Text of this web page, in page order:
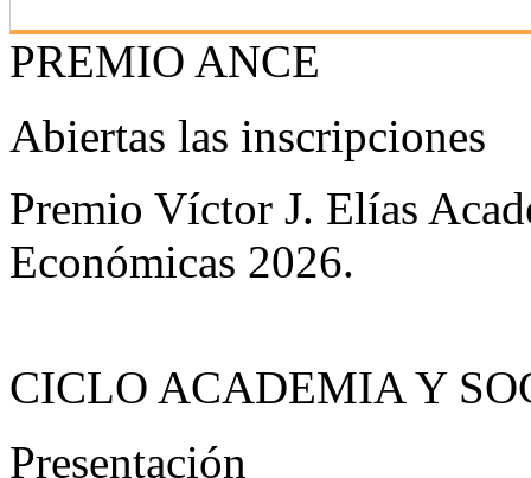
PREMIO ANCE
Abiertas las inscripciones
Premio Víctor J. Elías
Económicas 2026.
CICLO ACADEMIA Y
Presentación